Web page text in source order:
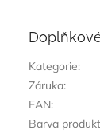
Kategorie:
Záruka:
EAN:
Barva